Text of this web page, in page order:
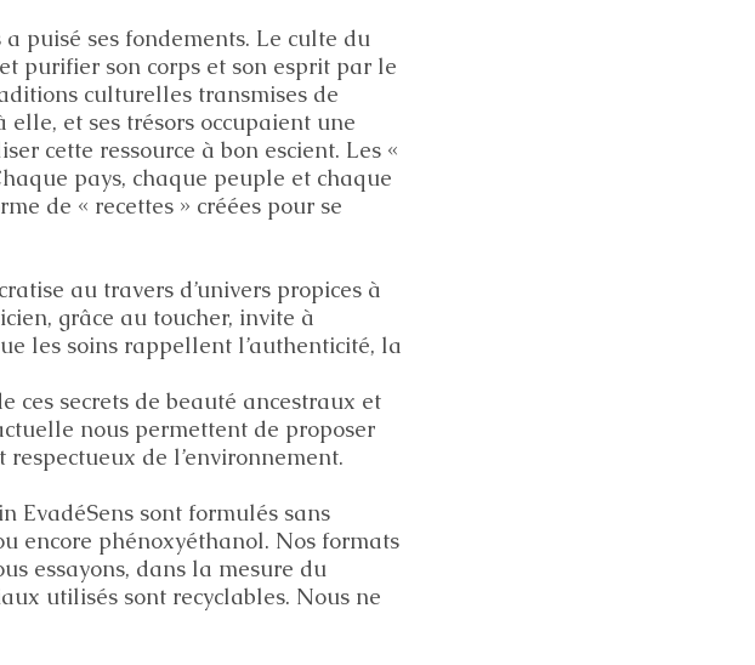
a puisé ses fondements. Le culte du
purifier son corps et son esprit par le
culturelles transmises de
et ses trésors occupaient une
cette ressource à bon escient. Les «
pays, chaque peuple et chaque
de « recettes » créées pour se
au travers d’univers propices à
grâce au toucher, invite à
les soins rappellent l’authenticité, la
ces secrets de beauté ancestraux et
nous permettent de proposer
de l’environnement.
EvadéSens sont formulés sans
encore phénoxyéthanol. Nos formats
essayons, dans la mesure du
utilisés sont recyclables. Nous ne